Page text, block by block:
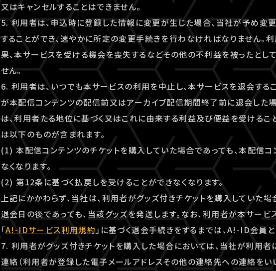
又はキャンセルすることはできません。
5. 利用者は、申込時に登録した情報に変更が生じた場合、当社が予め変
することができ、速やかに所定の変更手続きを行わなければなりません。
果、本サービスを受ける機会を喪失するなどその他の不利益を被ったとし
せん。
6. 利用者は、いつでも本サービスの利用を中止し、本サービスを退会する
が本配信コンテンツの配信前又はアーカイブ配信期間終了前に退会した
は、利用者たる地位に基づく又はこれに由来する利益及び便益を受けるこ
は以下のものが含まれます。
(1) 本配信コンテンツのチケットを購入していた場合であっても、本配信
なくなります。
(2) 第12条に基づく払戻しを受けることができなくなります。
上記にかかわらず、当社は、利用者がグッズ付きチケットを購入していた
退会日の後であっても、当該グッズを発送します。なお、利用者が本サービ
「A!-IDサービス利用規約」に基づく退会手続きをするまでは、A!-ID会員
7. 利用者がグッズ付きチケットを購入した場合においては、当社が利用者
連絡（利用者が登録した電子メールアドレスその他の連絡先への連絡をいい